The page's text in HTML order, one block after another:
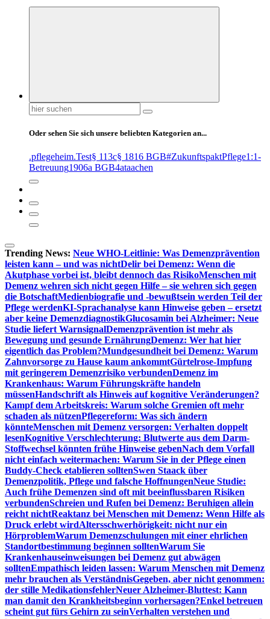
Suchen
nach:
Oder sehen Sie sich unsere beliebten Kategorien an...
.pflegeheim.Test§ 113c§ 1816 BGB#ZukunftspaktPflege1:1-
Betreuung1906a BGB4ataachen
Trending News: Neue WHO-Leitlinie: Was Demenzprävention
leisten kann – und was nichtDelir bei Demenz: Wenn die
Akutphase vorbei ist, bleibt dennoch das RisikoMenschen mit
Demenz wehren sich nicht gegen Hilfe – sie wehren sich gegen
die BotschaftMedienbiografie und -bewußtsein werden Teil der
Pflege werdenKI-Sprachanalyse kann Hinweise geben – ersetzt
aber keine DemenzdiagnostikGlucosamin bei Alzheimer: Neue
Studie liefert WarnsignalDemenzprävention ist mehr als
Bewegung und gesunde ErnährungDemenz: Wer hat hier
eigentlich das Problem?Mundgesundheit bei Demenz: Warum
Zahnvorsorge zu Hause kaum ankommtGürtelrose-Impfung
mit geringerem Demenzrisiko verbundenDemenz im
Krankenhaus: Warum Führungskräfte handeln
müssenHandschrift als Hinweis auf kognitive Veränderungen?
Kampf dem Arbeitskreis: Warum solche Gremien oft mehr
schaden als nützenPflegereform: Was sich ändern
könnteMenschen mit Demenz versorgen: Verhalten doppelt
lesenKognitive Verschlechterung: Blutwerte aus dem Darm-
Stoffwechsel könnten frühe Hinweise gebenNach dem Vorfall
nicht einfach weitermachen: Warum Sie in der Pflege einen
Buddy-Check etablieren solltenSwen Staack über
Demenzpolitik, Pflege und falsche HoffnungenNeue Studie:
Auch frühe Demenzen sind oft mit beeinflussbaren Risiken
verbundenSchreien und Rufen bei Demenz: Beruhigen allein
reicht nichtReaktanz bei Menschen mit Demenz: Wenn Hilfe als
Druck erlebt wirdAltersschwerhörigkeit: nicht nur ein
HörproblemWarum Demenzschulungen mit einer ehrlichen
Standortbestimmung beginnen solltenWarum Sie
Krankenhauseinweisungen bei Demenz gut abwägen
solltenEmpathisch leiden lassen: Warum Menschen mit Demenz
mehr brauchen als VerständnisGegeben, aber nicht genommen:
der stille MedikationsfehlerNeuer Alzheimer-Bluttest: Kann
man damit den Krankheitsbeginn vorhersagen?Enkel betreuen
scheint gut fürs Gehirn zu seinVerhalten verstehen und